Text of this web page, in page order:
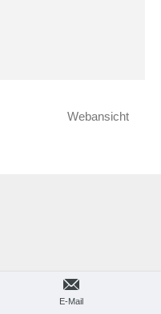
Webansicht
E-Mail